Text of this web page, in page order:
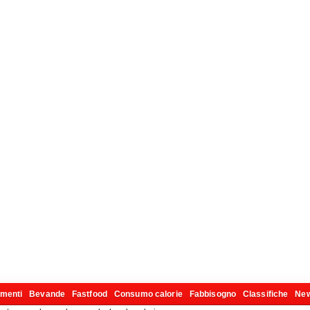
Bevande Fastfood Consumo calorie Fabbisogno Classifiche